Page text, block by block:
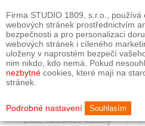
Zlaté náušnice kuličky
Firma STUDIO 1809, s.r.o., používá
webových stránek prostřednictvím
bezpečnosti a pro personalizaci
webových stránek i cíleného
uloženy v naprostém bezpečí
nim nikdo, kdo nemá. Pokud
nezbytné cookies, které mají na
stránek.
Podrobné nastavení Souhlasím